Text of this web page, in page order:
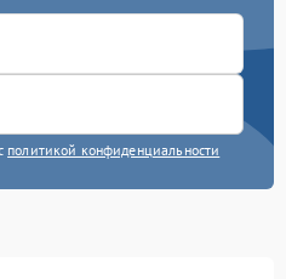
политикой конфиденциальности